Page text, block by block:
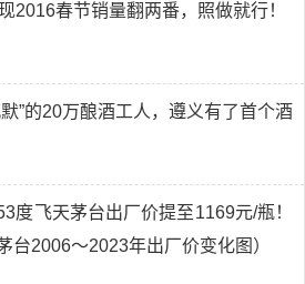
2016春节销量翻两番，照做就行！
默”的20万酿酒工人，遵义有了首个酒
度飞天茅台出厂价提至1169元/瓶！
台2006～2023年出厂价变化图）